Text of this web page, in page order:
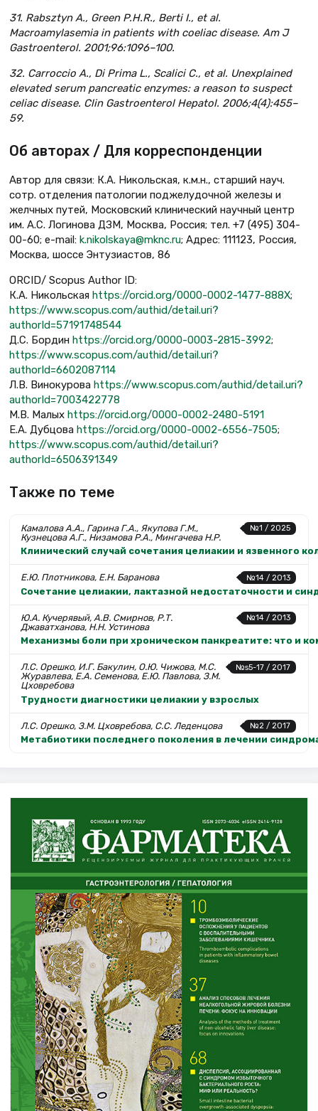
31. Rabsztyn A., Green P.H.R., Berti I., et al.
Macroamylasemia in patients with coeliac disease. Am J
Gastroenterol. 2001;96:1096–100.
32. Carroccio A., Di Prima L., Scalici C., et al. Unexplained
elevated serum pancreatic enzymes: a reason to suspect
celiac disease. Clin Gastroenterol Hepatol. 2006;4(4):455–
59.
Об авторах / Для корреспонденции
Автор для связи: К.А. Никольская, к.м.н., старший науч.
сотр. отделения патологии поджелудочной железы и
желчных путей, Московский клинический научный центр
им. А.С. Логинова ДЗМ, Москва, Россия; тел. +7 (495) 304-
00-60; e-mail: k.nikolskaya@mknc.ru; Адрес: 111123, Россия,
Москва, шоссе Энтузиастов, 86
ORCID/ Scopus Author ID:
К.А. Никольская https://orcid.org/0000-0002-1477-888X;
https://www.scopus.com/authid/detail.uri?
authorId=57191748544
Д.С. Бордин https://orcid.org/0000-0003-2815-3992;
https://www.scopus.com/authid/detail.uri?
authorId=6602087114
Л.В. Винокурова https://www.scopus.com/authid/detail.uri?
authorId=7003422778
М.В. Малых https://orcid.org/0000-0002-2480-5191
Е.А. Дубцова https://orcid.org/0000-0002-6556-7505;
https://www.scopus.com/authid/detail.uri?
authorId=6506391349
Также по теме
№1 / 2025
Камалова А.А., Гарина Г.А., Якупова Г.М.,
Кузнецова А.Г., Низамова Р.А., Мингачева Н.Р.
Клинический случай сочетания целиакии и язвенного
№14 / 2013
Е.Ю. Плотникова, Е.Н. Баранова
Сочетание целиакии, лактазной недостаточности и
№14 / 2013
Ю.А. Кучерявый, А.В. Смирнов, Р.Т.
Джаватханова, Н.Н. Устинова
Механизмы боли при хроническом панкреатите: что и
№s5-17 / 2017
Л.С. Орешко, И.Г. Бакулин, О.Ю. Чижова, М.С.
Журавлева, Е.А. Семенова, Е.Ю. Павлова, З.М.
Цховребова
Трудности диагностики целиакии у взрослых
№2 / 2017
Л.С. Орешко, З.М. Цховребова, С.С. Леденцова
Метабиотики последнего поколения в лечении